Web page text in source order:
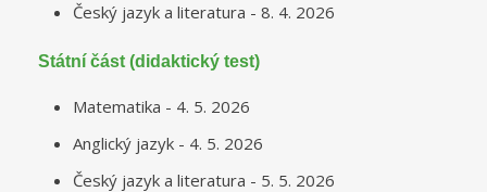
Český jazyk a literatura - 8. 4. 2026
Státní část (didaktický test)
Matematika - 4. 5. 2026
Anglický jazyk - 4. 5. 2026
Český jazyk a literatura - 5. 5. 2026